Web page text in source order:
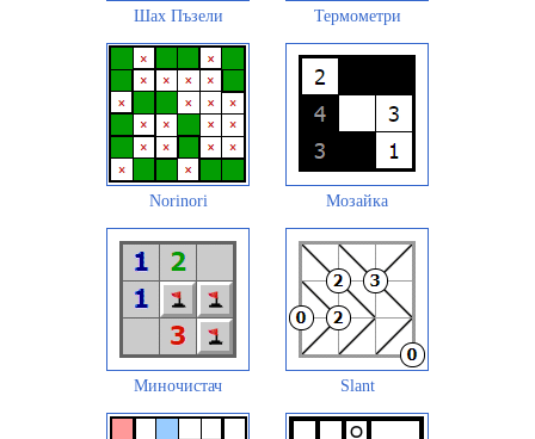
Шах Пъзели Термометри
Norinori Мозайка
Миночистач Slant